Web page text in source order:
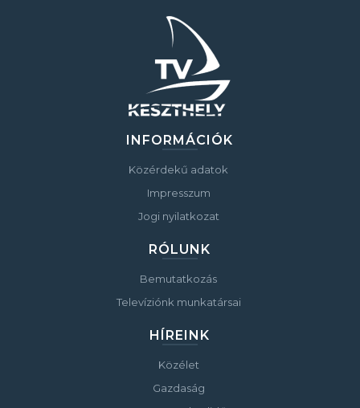
INFORMÁCIÓK
Közérdekű adatok
Impresszum
Jogi nyilatkozat
RÓLUNK
Bemutatkozás
Televíziónk munkatársai
HÍREINK
Közélet
Gazdaság